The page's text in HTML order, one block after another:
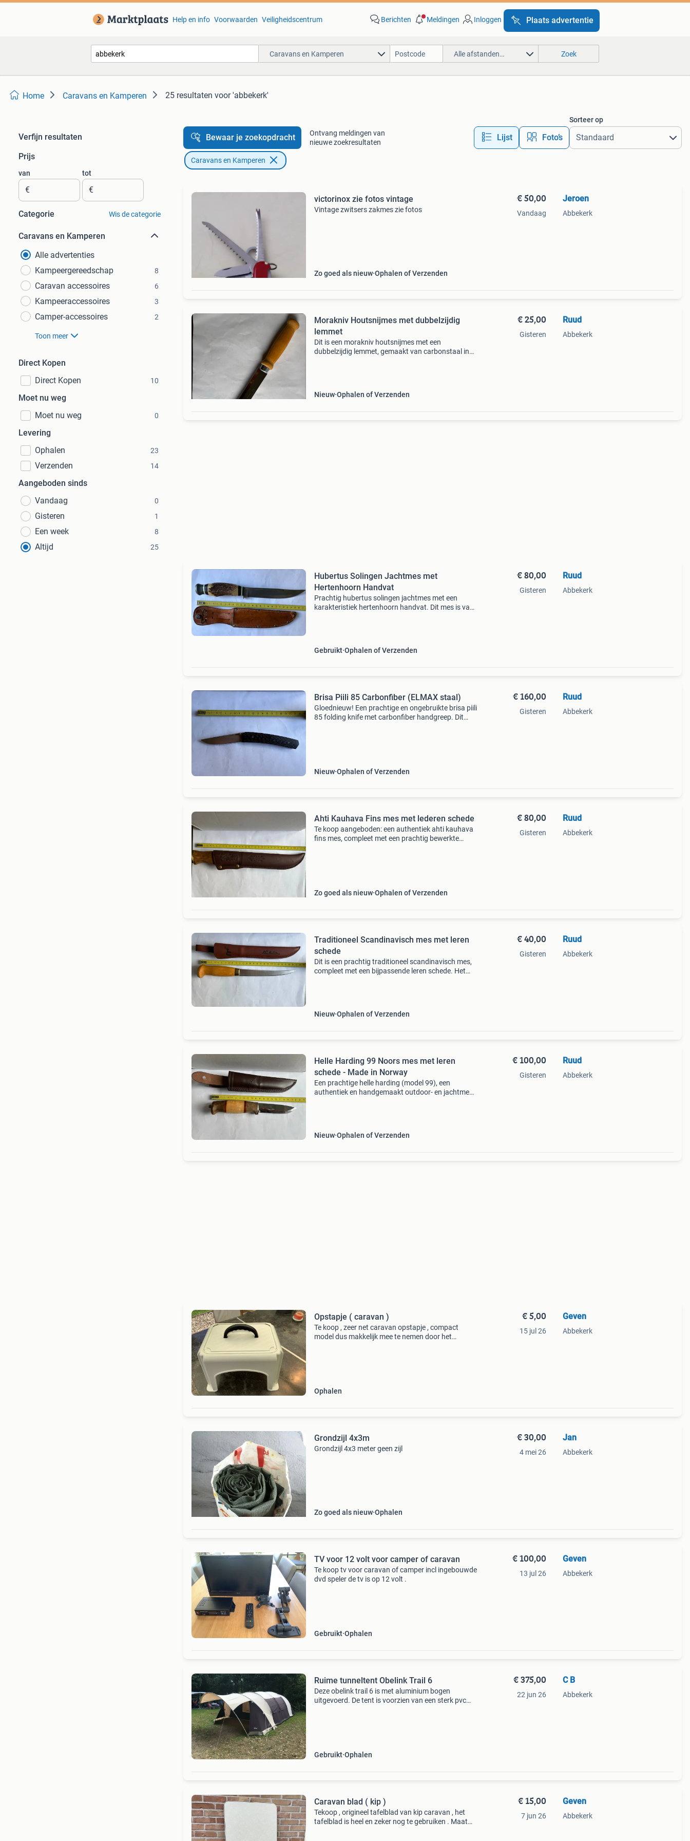
Help en info Voorwaarden Veiligheidscentrum Berichten Meldingen Inloggen Plaats advertentie
Caravans en Kamperen Alle afstanden… Zoek
Home Caravans en Kamperen 25 resultaten voor 'abbekerk'
Verfijn resultaten
Prijs
van
€
tot
€
Categorie Wis de categorie
Caravans en Kamperen
Alle advertenties
Kampeergereedschap
8
Caravan accessoires 6
Kampeeraccessoires 3
Camper-accessoires 2
Toon meer
Direct Kopen
Direct Kopen
10
Moet nu weg
Moet nu weg
0
Levering
Ophalen
23
Verzenden 14
Aangeboden sinds
Vandaag
0
Gisteren 1
Een week 8
Altijd 25
Bewaar je zoekopdracht
Ontvang meldingen van
nieuwe zoekresultaten
Lijst Foto’s
Sorteer op
Caravans en Kamperen
victorinox zie fotos vintage
Vintage zwitsers zakmes zie fotos
Zo goed als nieuw Ophalen of Verzenden
€ 50,00
Vandaag
Jeroen
Abbekerk
Morakniv Houtsnijmes met dubbelzijdig
lemmet
Dit is een morakniv houtsnijmes met een
dubbelzijdig lemmet, gemaakt van carbonstaal in
Nieuw Ophalen of Verzenden
€ 25,00
Gisteren
Ruud
Abbekerk
Hubertus Solingen Jachtmes met
Hertenhoorn Handvat
Prachtig hubertus solingen jachtmes met een
karakteristiek hertenhoorn handvat. Dit mes is van
Gebruikt Ophalen of Verzenden
€ 80,00
Gisteren
Ruud
Abbekerk
Brisa Piili 85 Carbonfiber (ELMAX staal)
Gloednieuw! Een prachtige en ongebruikte brisa piili
85 folding knife met carbonfiber handgreep. Dit
Nieuw Ophalen of Verzenden
€ 160,00
Gisteren
Ruud
Abbekerk
Ahti Kauhava Fins mes met lederen schede
Te koop aangeboden: een authentiek ahti kauhava
fins mes, compleet met een prachtig bewerkte
Zo goed als nieuw Ophalen of Verzenden
€ 80,00
Gisteren
Ruud
Abbekerk
Traditioneel Scandinavisch mes met leren
schede
Dit is een prachtig traditioneel scandinavisch mes,
compleet met een bijpassende leren schede. Het
Nieuw Ophalen of Verzenden
€ 40,00
Gisteren
Ruud
Abbekerk
Helle Harding 99 Noors mes met leren
schede - Made in Norway
Een prachtige helle harding (model 99), een
authentiek en handgemaakt outdoor- en jachtmes
Nieuw Ophalen of Verzenden
€ 100,00
Gisteren
Ruud
Abbekerk
Opstapje ( caravan )
Te koop , zeer net caravan opstapje , compact
model dus makkelijk mee te nemen door het
Ophalen
€ 5,00
15 jul 26
Geven
Abbekerk
Grondzijl 4x3m
Grondzijl 4x3 meter geen zijl
Zo goed als nieuw Ophalen
€ 30,00
4 mei 26
Jan
Abbekerk
TV voor 12 volt voor camper of caravan
Te koop tv voor caravan of camper incl ingebouwde
dvd speler de tv is op 12 volt .
Gebruikt Ophalen
€ 100,00
13 jul 26
Geven
Abbekerk
Ruime tunneltent Obelink Trail 6
Deze obelink trail 6 is met aluminium bogen
uitgevoerd. De tent is voorzien van een sterk pvc
Gebruikt Ophalen
€ 375,00
22 jun 26
C B
Abbekerk
Caravan blad ( kip )
Tekoop , origineel tafelblad van kip caravan , het
tafelblad is heel en zeker nog te gebruiken . Maat
€ 15,00
7 jun 26
Geven
Abbekerk